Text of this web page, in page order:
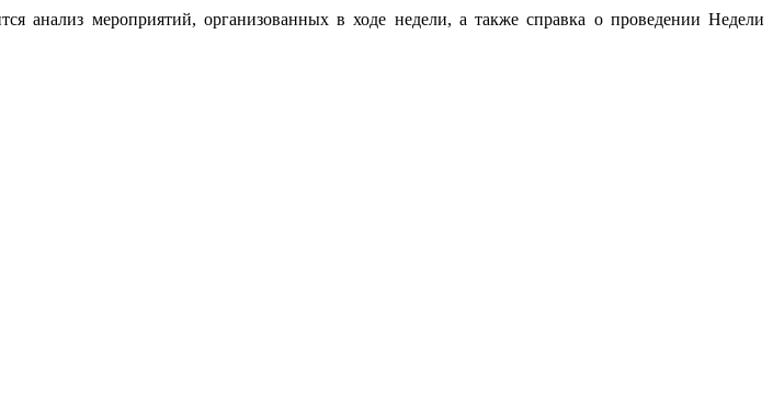
анализ мероприятий, организованных в ходе недели, а также справка о проведении Недели